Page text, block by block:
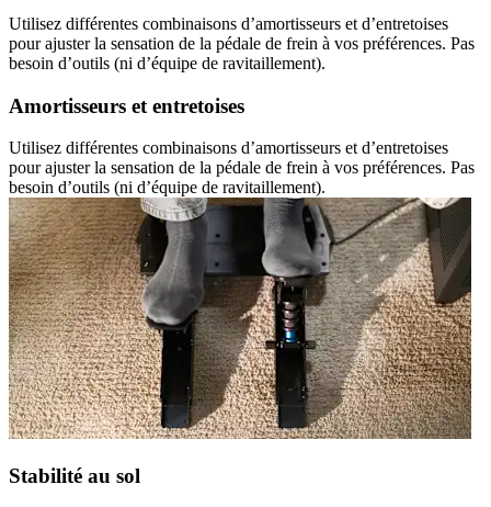
Utilisez différentes combinaisons d’amortisseurs et d’entretoises
pour ajuster la sensation de la pédale de frein à vos préférences. Pas
besoin d’outils (ni d’équipe de ravitaillement).
Amortisseurs et entretoises
Utilisez différentes combinaisons d’amortisseurs et d’entretoises
pour ajuster la sensation de la pédale de frein à vos préférences. Pas
besoin d’outils (ni d’équipe de ravitaillement).
Stabilité au sol